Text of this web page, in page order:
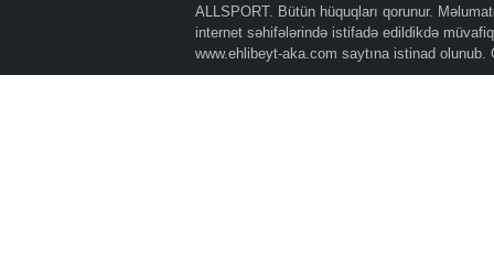
ALLSPORT. Bütün hüquqları qorunur.
internet səhifələrində istifadə edildikdə
www.ehlibeyt-aka.com saytına istinad olunub.